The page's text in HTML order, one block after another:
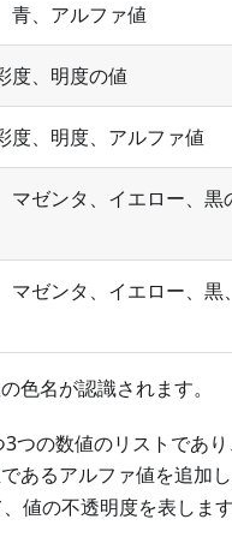
青、アルファ値
度、明度の値
度、明度、アルファ値
マゼンタ、イエロー、黒
ゼンタ、イエロー、黒、
色名が認識されます。
つの数値のリストであ
あるアルファ値を追加
値の不透明度を表します